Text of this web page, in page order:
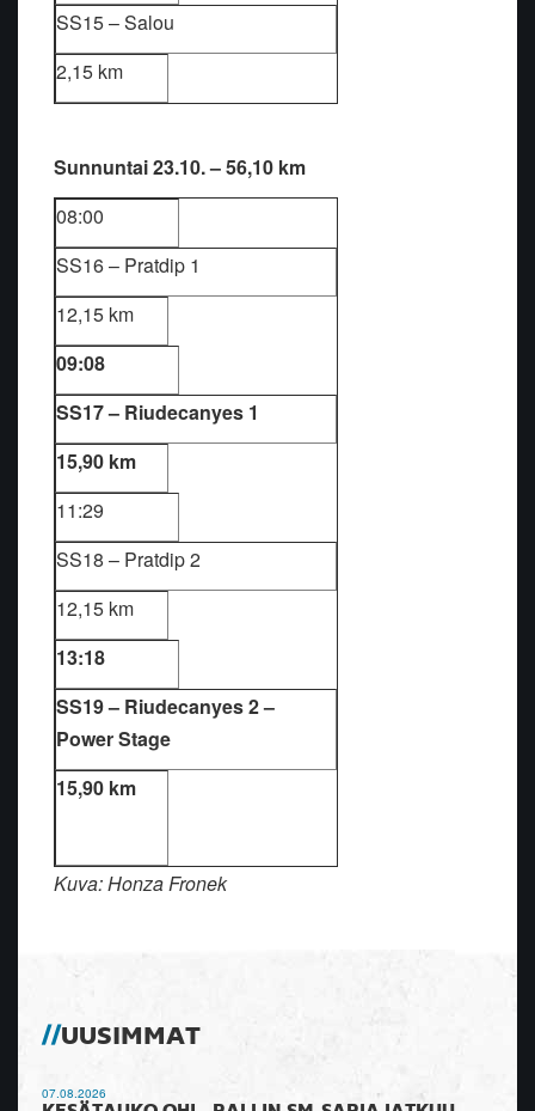
SS15 – Salou
2,15 km
Sunnuntai 23.10. – 56,10 km
08:00
SS16 – Pratdip 1
12,15 km
09:08
SS17 – Riudecanyes 1
15,90 km
11:29
SS18 – Pratdip 2
12,15 km
13:18
SS19 – Riudecanyes 2 –
Power Stage
15,90 km
Kuva: Honza Fronek
UUSIMMAT
07.08.2026